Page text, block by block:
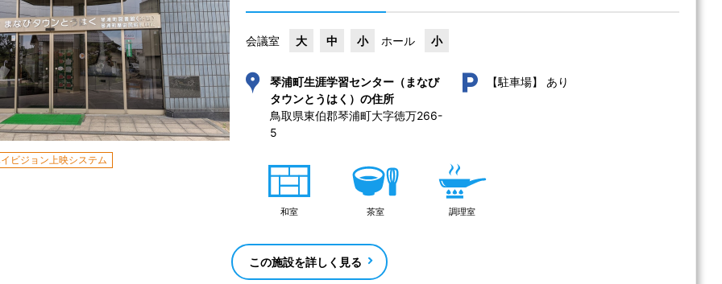
ビジョン上映システム
会議室 大 中 小 ホール 小
琴浦町生涯学習センター（まなび
タウンとうはく）の住所
鳥取県東伯郡琴浦町大字徳万266-
5
【駐車場】 あり
和室 茶室 調理室
この施設を詳しく見る